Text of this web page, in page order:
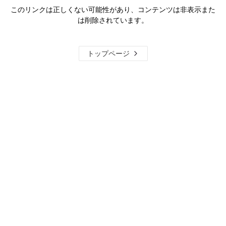
このリンクは正しくない可能性があり、コンテンツは非表示また
は削除されています。
トップページ